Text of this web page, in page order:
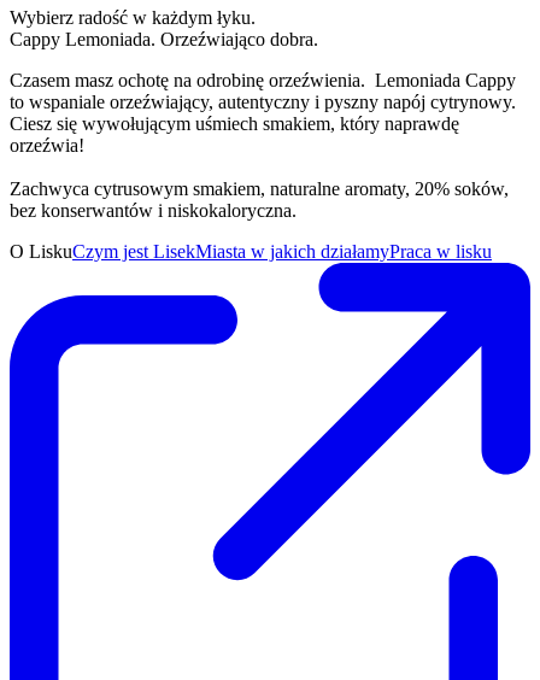
Wybierz radość w każdym łyku.
Cappy Lemoniada. Orzeźwiająco dobra.
Czasem masz ochotę na odrobinę orzeźwienia. Lemoniada Cappy
to wspaniale orzeźwiający, autentyczny i pyszny napój cytrynowy.
Ciesz się wywołującym uśmiech smakiem, który naprawdę
orzeźwia!
Zachwyca cytrusowym smakiem, naturalne aromaty, 20% soków,
bez konserwantów i niskokaloryczna.
O LiskuCzym jest LisekMiasta w jakich działamyPraca w lisku